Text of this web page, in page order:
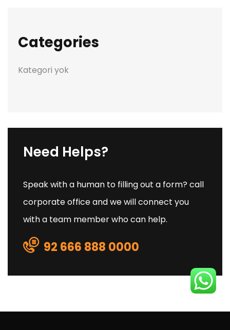
Categories
Kategori yok
Need Helps?
Speak with a human to filling out a form? call
corporate office and we will connect you
with a team member who can help.
92 666 888 0000